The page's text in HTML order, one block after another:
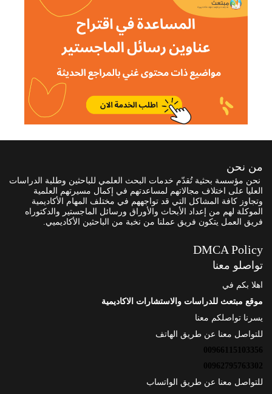
من نحن
نحن مؤسسة بحثية تُقدّم خدمات البحث العلمي للباحثين وطلبة الدراسات
العليا على اختلاف مجالاتهم لمساعدتهم في إكمال مسيرتهم العلمية
وتجاوز كافة المشاكل التي قد تواجههم في مختلف المهام الأكاديمية
الموكلة لهم من إعداد الأبحاث والأوراق ورسائل الماجستير والدكتوراه
فريق العمل يتكون فريق عملنا من نخبة من الباحثين الأكاديميي.
DMCA Policy
تواصلو معنا
اهلا بكم في
موقع مبتعث للدراسات والاستشارات الاكاديمية
يسرنا تواصلكم معنا
للتواصل معنا عن طريق الهاتف
00966115103356
00962795763302
للتواصل معنا عن طريق الواتساب